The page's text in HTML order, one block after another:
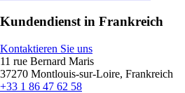
Kundendienst in Frankreich
Kontaktieren Sie uns
11 rue Bernard Maris
37270 Montlouis-sur-Loire, Frankreich
+33 1 86 47 62 58